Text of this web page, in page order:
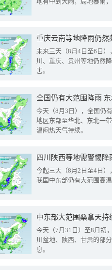
重庆云南等地降雨仍然
未来三天（8月4日至6日
川、重庆、贵州等地仍然
害。
全国仍有大范围降雨
今天（8月3日），全国仍
地区东部至华北、东北一
温闷热天气持续。
今起三天（8月2日至4日
我国中东部仍有大范围高
中东部大范围桑拿天
今天（7月31日）至8月初
川盆地、陕西、甘肃的部
息。